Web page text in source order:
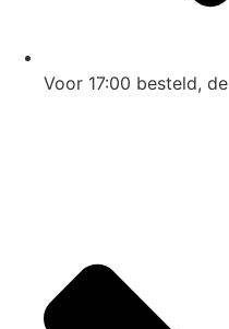
Voor 17:00 besteld, de